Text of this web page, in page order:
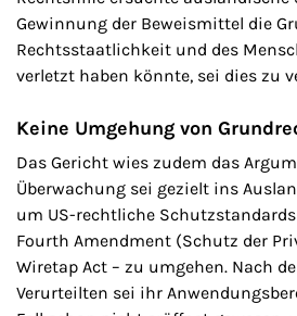
Gewinnung der Beweismittel die
Rechtsstaatlichkeit und des
verletzt haben könnte, sei dies zu
Keine Umgehung von
Das Gericht wies zudem das
Überwachung sei gezielt ins
um US-rechtliche
Fourth Amendment (Schutz der
Wiretap Act – zu umgehen. Nach
Verurteilten sei ihr